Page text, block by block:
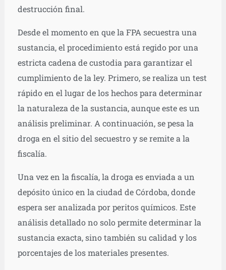
destrucción final.
Desde el momento en que la FPA secuestra una
sustancia, el procedimiento está regido por una
estricta cadena de custodia para garantizar el
cumplimiento de la ley. Primero, se realiza un test
rápido en el lugar de los hechos para determinar
la naturaleza de la sustancia, aunque este es un
análisis preliminar. A continuación, se pesa la
droga en el sitio del secuestro y se remite a la
fiscalía.
Una vez en la fiscalía, la droga es enviada a un
depósito único en la ciudad de Córdoba, donde
espera ser analizada por peritos químicos. Este
análisis detallado no solo permite determinar la
sustancia exacta, sino también su calidad y los
porcentajes de los materiales presentes.